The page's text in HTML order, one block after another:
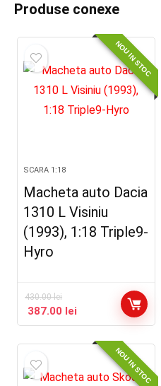
Produse conexe
NOU IN STOC
SCARA 1:18
Macheta auto Dacia
1310 L Visiniu
(1993), 1:18 Triple9-
Hyro
430.00lei
387.00 lei
NOU IN STOC